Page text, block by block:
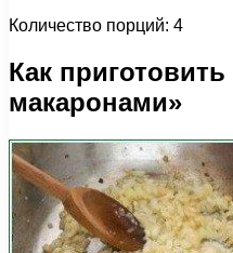
Количество порций: 4
Как
макаронами»